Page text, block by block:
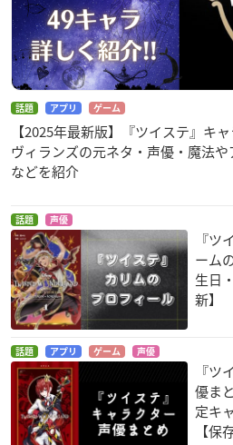
話題 アプリ ゲーム
【2025年最新版】『ツイステ』キ
ヴィランズの元ネタ・声優・魔法
などを紹介
話題 声優
『ツ
ーム
生日
新】
話題 アプリ ゲーム 声優
『ツ
優ま
定キ
【保